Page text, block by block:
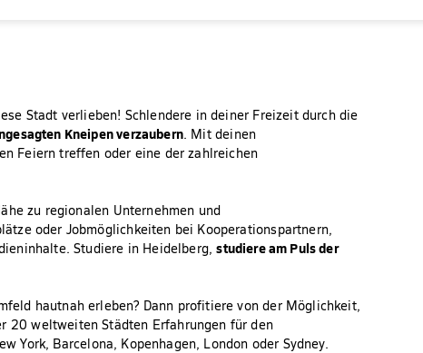
Stadt verlieben! Schlendere in deiner Freizeit durch die
Kneipen verzaubern. Mit deinen
Feiern treffen oder eine der zahlreichen
zu regionalen Unternehmen und
oder Jobmöglichkeiten bei Kooperationspartnern,
Studiere in Heidelberg,studiere am Puls der
hautnah erleben? Dann profitiere von der Möglichkeit,
20 weltweiten Städten Erfahrungen für den
York, Barcelona, Kopenhagen, London oder Sydney.